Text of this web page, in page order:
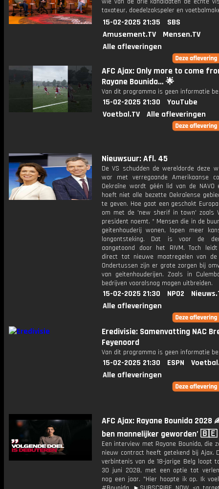
taxateur, doedelzakspeler en
15-02-2025 21:35
SBS
Amusement.TV
Mensen.TV
Alle afleveringen
AFC Ajax: Only more to come
Rayane Bounida… 🌟
Van dit programma is geen informatie
15-02-2025 21:30
YouTube
Voetbal.TV
Alle afleveringen
Nieuwsuur: Afl. 45
De VS schudden de wereldorde deze
war met verregaande Amerikaanse
Oekraïne wordt géén lid van de NAVO
hoeft niet alle bezette Oekraïense
te geven. Hoe gaat een geschokt
om met de 'new sherif in town' zoals
president noemt. * Mensen die in de
geitenhouderij wonen, lopen meer
longontsteking. Dat is voor de
aangetoond door het RIVM. Toch
direct tot nieuwe maatregelen van de
Ondertussen zijn er grote zorgen bij
van geitenhouderijen. Zoals in
bedrijven vooralsnog mogen uitbreiden.
15-02-2025 21:30 NPO2
Alle afleveringen
Eredivisie: Samenvatting NAC
Feyenoord
Van dit programma is geen informatie
15-02-2025 21:30 ESPN
Alle afleveringen
AFC Ajax: Rayane Bounida 2028
ben mannelijker geworden’ 🇧🇪
Een interview met Rayane Bounida, die
nieuw contract heeft getekend bij Ajax.
verbintenis van de 18-jarige Belg loopt
30 juni 2028, met een optie tot
nog een jaar. "Hier hoopte ik op. Ik